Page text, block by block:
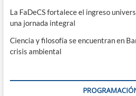
La FaDeCS fortalece el ingreso
una jornada integral
Ciencia y filosofía se encuentran en
crisis ambiental